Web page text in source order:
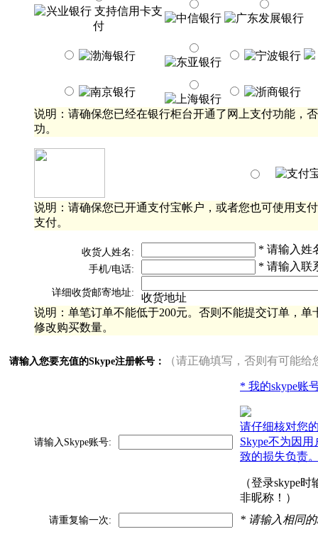
说明：请确保您已经在银行柜台开通了网上支付功能，
功。
说明：请确保您已开通支付宝帐户，或者您也可使用支
支付。
收货人姓名: * 请输入姓
手机/电话: * 请输入联
详细收货邮寄地址:
收货地址
说明：单笔订单不能低于200元。否则不能提交订单，单
修改购买数量。
请输入您要充值的Skype注册帐号： （请正确填写，否则有可能给
请输入Skype账号:
* 我的skype账
请仔细核对您
Skype不为因
致的损失负责
（登录skype
非昵称！）
请重复输一次: * 请输入相同的